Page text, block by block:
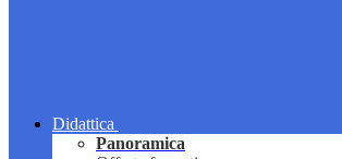
Didattica
Panoramica